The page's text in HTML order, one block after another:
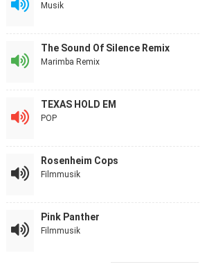
Musik
The Sound Of Silence Remix
Marimba Remix
TEXAS HOLD EM
POP
Rosenheim Cops
Filmmusik
Pink Panther
Filmmusik